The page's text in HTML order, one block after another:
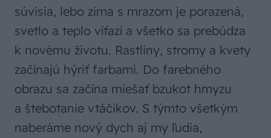
súvisia, lebo zima s mrazom je porazená,
svetlo a teplo víťazí a všetko sa prebúdza
k novému životu. Rastliny, stromy a kvety
začínajú hýriť farbami. Do farebného
obrazu sa začína miešať bzukot hmyzu
a štebotanie vtáčikov. S týmto všetkým
naberáme nový dych aj my ľudia,